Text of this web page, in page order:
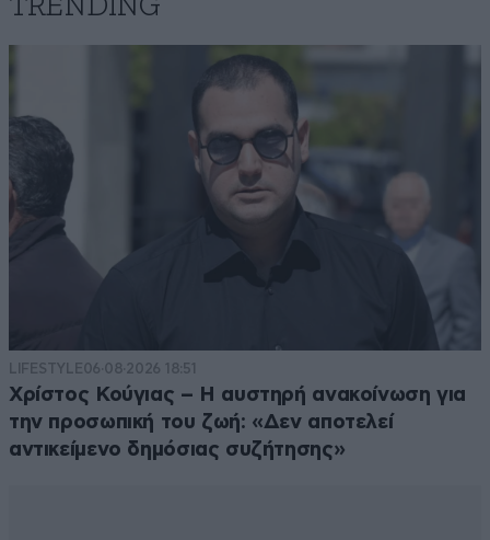
TRENDING
LIFESTYLE06·08·2026 18:51
Χρίστος Κούγιας – Η αυστηρή ανακοίνωση για
την προσωπική του ζωή: «Δεν αποτελεί
αντικείμενο δημόσιας συζήτησης»